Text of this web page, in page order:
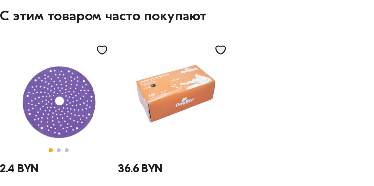
С этим товаром часто покупают
2.4 BYN 36.6 BYN